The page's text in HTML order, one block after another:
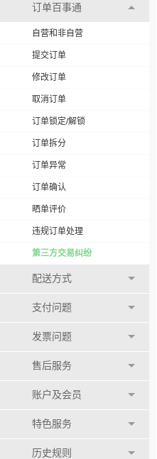
订单百事通
自营和非自营
提交订单
修改订单
取消订单
订单锁定/解锁
订单拆分
订单异常
订单确认
晒单评价
违规订单处理
第三方交易纠纷
配送方式
支付问题
发票问题
售后服务
账户及会员
特色服务
历史规则